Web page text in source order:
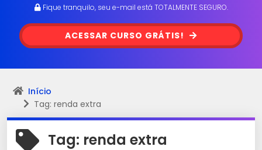
Fique tranquilo, seu e-mail está TOTALMENTE SEGURO.
ACESSAR CURSO GRÁTIS!
Início
Tag: renda extra
Tag: renda extra